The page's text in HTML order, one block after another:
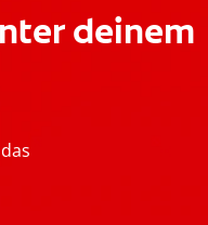
deinem